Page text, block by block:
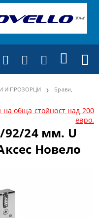
И ПРОЗОРЦИ
Брави,
обща стойност над 200
евро.
92/24 мм. U
Новело